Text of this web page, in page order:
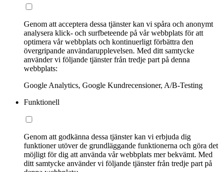
Genom att acceptera dessa tjänster kan vi spåra och anonymt
analysera klick- och surfbeteende på vår webbplats för att
optimera vår webbplats och kontinuerligt förbättra den
övergripande användarupplevelsen. Med ditt samtycke
använder vi följande tjänster från tredje part på denna
webbplats:
Google Analytics, Google Kundrecensioner, A/B-Testing
Funktionell
Genom att godkänna dessa tjänster kan vi erbjuda dig
funktioner utöver de grundläggande funktionerna och göra det
möjligt för dig att använda vår webbplats mer bekvämt. Med
ditt samtycke använder vi följande tjänster från tredje part på